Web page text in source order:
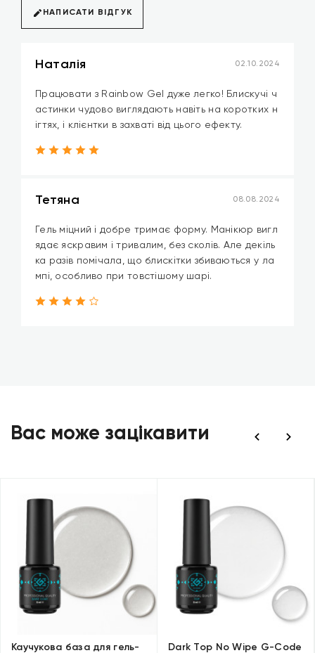
НАПИСАТИ ВІДГУК
Наталія 02.10.2024
Працювати з Rainbow Gel дуже легко! Блискучі ч
астинки чудово виглядають навіть на коротких н
ігтях, і клієнтки в захваті від цього ефекту.
Тетяна 08.08.2024
Гель міцний і добре тримає форму. Манікюр вигл
ядає яскравим і тривалим, без сколів. Але декіль
ка разів помічала, що блискітки збиваються у ла
мпі, особливо при товстішому шарі.
Вас може зацікавити
Каучукова база для гель-
Dark Top No Wipe G-Code